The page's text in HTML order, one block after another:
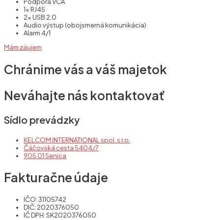
Podpora VCA
1x RJ45
2x USB 2.0
Audio výstup (obojsmerná komunikácia)
Alarm 4/1
Mám záujem
Chránime vás a váš majetok
Neváhajte nás kontaktovať
Sídlo prevádzky
KELCOM INTERNATIONAL spol. s r.o.
Čáčovská cesta 5404/7
905 01 Senica
Fakturačne údaje
IČO: 31105742
DIČ: 2020376050
IČ DPH: SK2020376050